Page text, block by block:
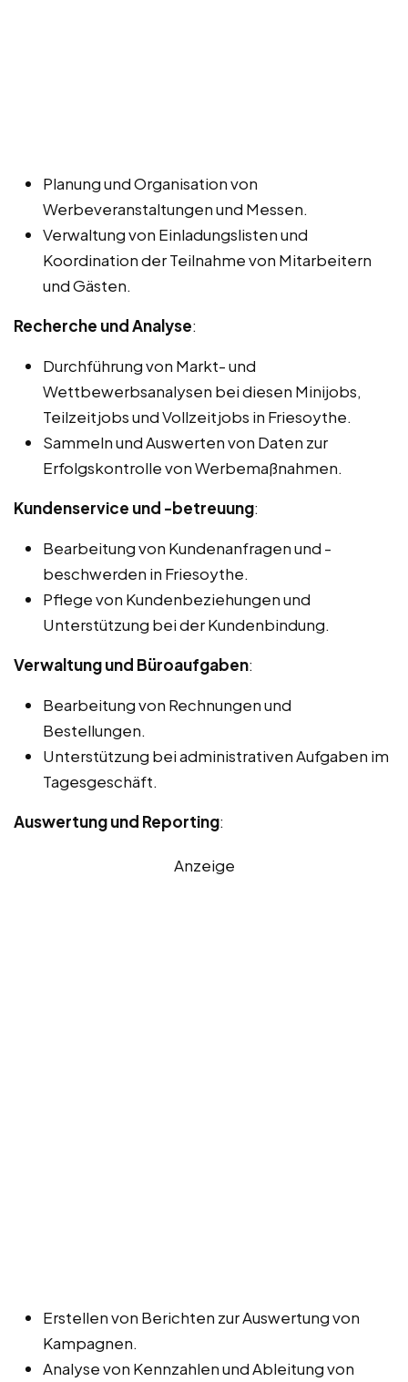
Planung und Organisation von
Werbeveranstaltungen und Messen.
Verwaltung von Einladungslisten und
Koordination der Teilnahme von Mitarbeitern
und Gästen.
Recherche und Analyse:
Durchführung von Markt- und
Wettbewerbsanalysen bei diesen Minijobs,
Teilzeitjobs und Vollzeitjobs in Friesoythe.
Sammeln und Auswerten von Daten zur
Erfolgskontrolle von Werbemaßnahmen.
Kundenservice und -betreuung:
Bearbeitung von Kundenanfragen und -
beschwerden in Friesoythe.
Pflege von Kundenbeziehungen und
Unterstützung bei der Kundenbindung.
Verwaltung und Büroaufgaben:
Bearbeitung von Rechnungen und
Bestellungen.
Unterstützung bei administrativen Aufgaben im
Tagesgeschäft.
Auswertung und Reporting:
Anzeige
Erstellen von Berichten zur Auswertung von
Kampagnen.
Analyse von Kennzahlen und Ableitung von